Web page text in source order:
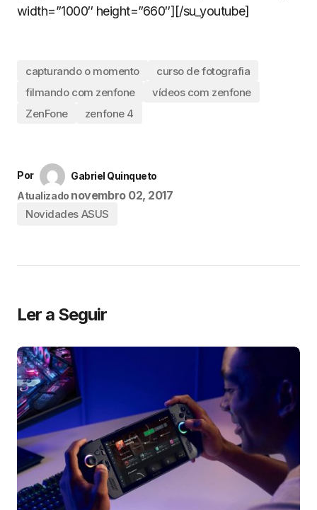
width=”1000″ height=”660″][/su_youtube]
capturando o momento
curso de fotografia
filmando com zenfone
vídeos com zenfone
ZenFone
zenfone 4
Por
Gabriel Quinqueto
Atualizado novembro 02, 2017
Novidades ASUS
Ler a Seguir